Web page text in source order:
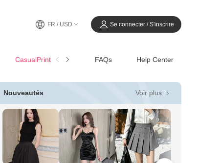
FR / USD Se connecter / S'inscrire
CasualPrintemps-Été FAQs Help Center
Nouveautés Voir plus 